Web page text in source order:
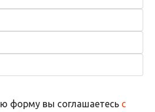
форму вы соглашаетесь с